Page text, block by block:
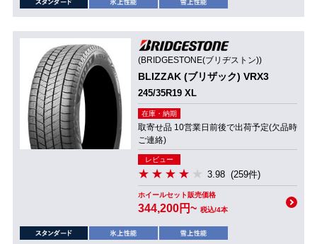
(BRIDGESTONE(ブリヂストン))
BLIZZAK (ブリザック) VRX3
245/35R19 XL
在庫・納期
取寄せ品 10営業日前後で出荷予定(欠品時
ご連絡)
レビュー
3.98 (259件)
ホイールセット販売価格
344,200円~ 税込/4本